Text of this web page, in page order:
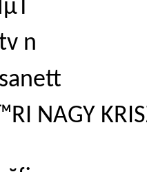
Istv
ri